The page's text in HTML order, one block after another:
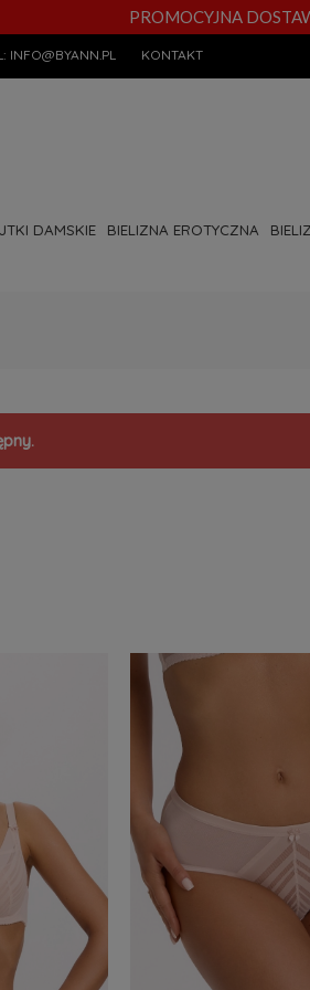
PROMOCYJNA
INFO@BYANN.PL KONTAKT
DAMSKIE BIELIZNA EROTYCZNA